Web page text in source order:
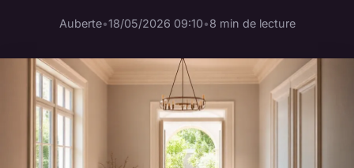
Auberte•18/05/2026 09:10•8 min de lecture